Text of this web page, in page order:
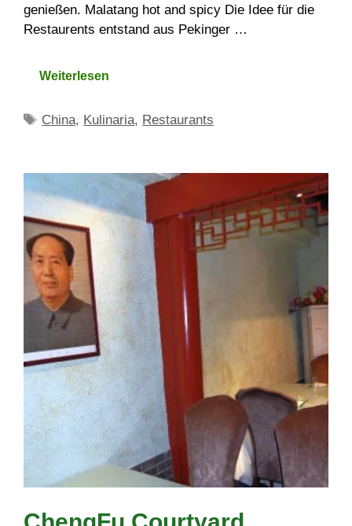
genießen. Malatang hot and spicy Die Idee für die
Restaurents entstand aus Pekinger …
Weiterlesen
Schlagwörter
China, Kulinaria, Restaurants